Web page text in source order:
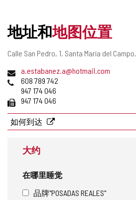
地址和地图位置
邮
地
址
Calle San Pedro, 1. Santa María del Campo.
电
子
件
地
址
a.estabanez.a@hotmail.com
电
608 789 742
947 174 046
传
真
947 174 046
如何到达
大约
在哪里睡觉
品牌"POSADAS REALES"